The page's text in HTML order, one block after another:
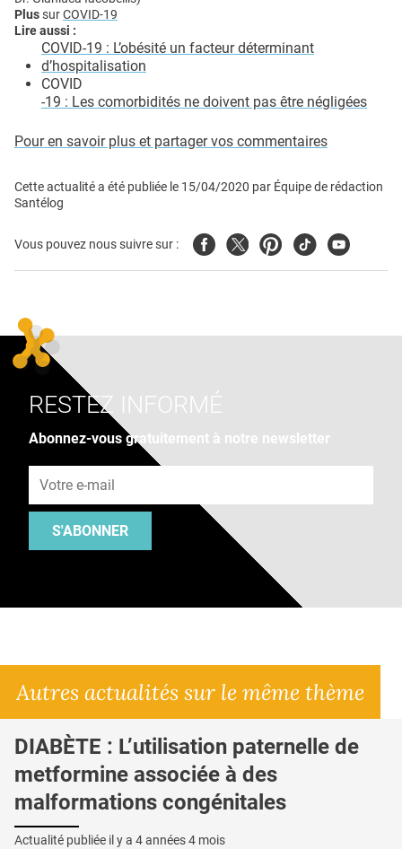
PlussurCOVID-19
Lire aussi :
COVID-19 : L’obésité un facteur déterminant
d’hospitalisation
COVID
-19 : Les comorbidités ne doivent pas être négligées
Pour en savoir plus et partager vos commentaires
Cette actualité a été publiée le 15/04/2020 par Équipe de rédaction
Santélog
Vous pouvez nous suivre sur : FacebookTwitterPinterest
TiktokYoutube
RESTEZ INFORMÉ
Abonnez-vous gratuitement à notre newsletter
S'ABONNER
Autres actualités sur le même thème
DIABÈTE : L’utilisation paternelle de
metformine associée à des
malformations congénitales
Actualité publiée il y a 4 années 4 mois